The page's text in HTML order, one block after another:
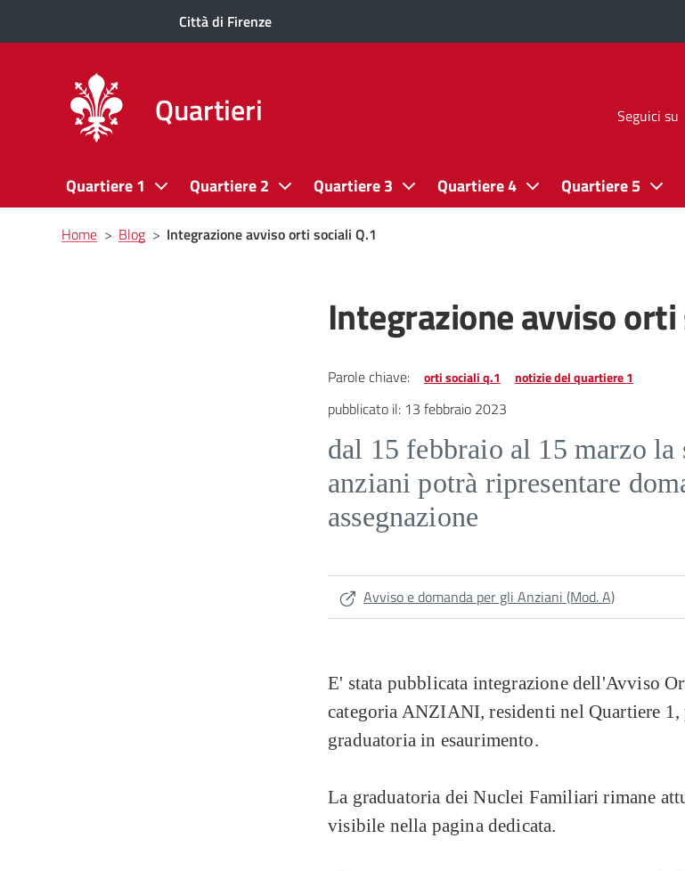
Città di Firenze
Quartieri Seguici su
Quartiere 1 Quartiere 2 Quartiere 3 Quartiere 4 Quartiere 5
Briciole
di
Home> Blog> Integrazione avviso orti sociali Q.1
Integrazione avviso orti
Parole chiave: orti sociali q.1 notizie del quartiere 1
pubblicato il: 13 febbraio 2023
dal 15 febbraio al 15 marzo la
anziani potrà ripresentare
assegnazione
Avviso e domanda per gli Anziani (Mod. A)
E' stata pubblicata integrazione dell'Avviso
categoria ANZIANI, residenti nel Quartiere
graduatoria in esaurimento.
La graduatoria dei Nuclei Familiari rimane
visibile nella pagina dedicata.